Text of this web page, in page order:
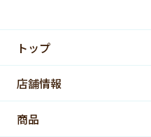
トップ
店舗情報
商品